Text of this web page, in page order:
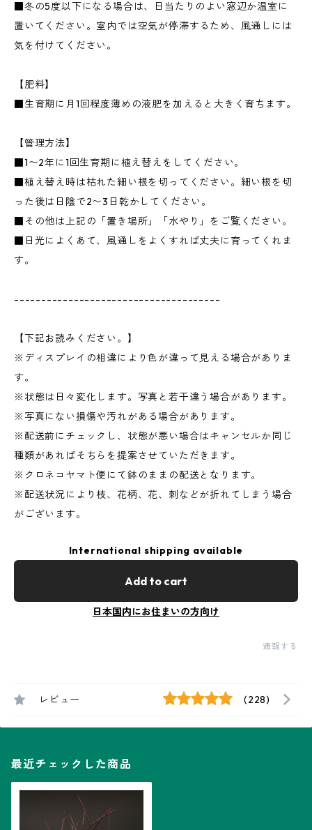
■冬の5度以下になる場合は、日当たりのよい窓辺か温室に
置いてください。室内では空気が停滞するため、風通しには
気を付けてください。
【肥料】
■生育期に月1回程度薄めの液肥を加えると大きく育ちます。
【管理方法】
■1〜2年に1回生育期に植え替えをしてください。
■植え替え時は枯れた細い根を切ってください。細い根を切
った後は日陰で2〜3日乾かしてください。
■その他は上記の「置き場所」「水やり」をご覧ください。
■日光によくあて、風通しをよくすれば丈夫に育ってくれま
す。
--------------------------------------
【下記お読みください。】
※ディスプレイの相違により色が違って見える場合がありま
す。
※状態は日々変化します。写真と若干違う場合があります。
※写真にない損傷や汚れがある場合があります。
※配送前にチェックし、状態が悪い場合はキャンセルか同じ
種類があればそちらを提案させていただきます。
※クロネコヤマト便にて鉢のままの配送となります。
※配送状況により枝、花柄、花、刺などが折れてしまう場合
がございます。
International shipping available
Add to cart
日本国内にお住まいの方向け
通報する
レビュー (228)
最近チェックした商品